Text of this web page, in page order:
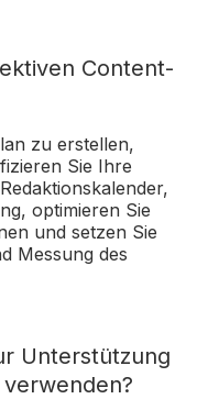
Content-
zu erstellen,
Sie Ihre
optimieren Sie
und setzen Sie
Messung des
Unterstützung